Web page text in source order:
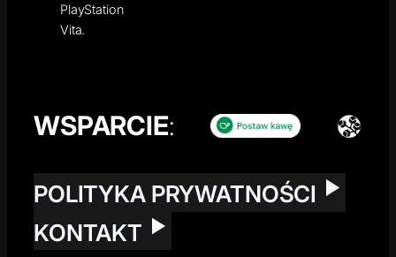
PlayStation
Vita.
WSPARCIE:
POLITYKA PRYWATNOŚCI
KONTAKT